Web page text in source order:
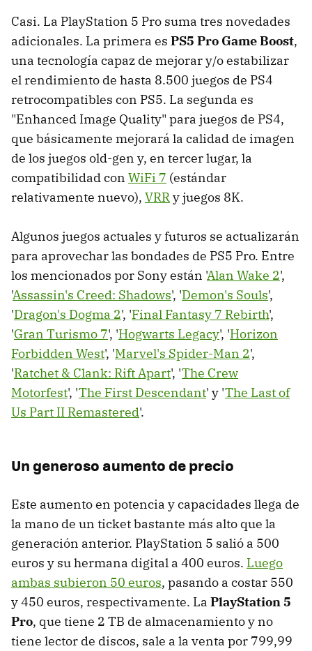
Casi. La PlayStation 5 Pro suma tres novedades
adicionales. La primera es PS5 Pro Game Boost,
una tecnología capaz de mejorar y/o estabilizar
el rendimiento de hasta 8.500 juegos de PS4
retrocompatibles con PS5. La segunda es
"Enhanced Image Quality" para juegos de PS4,
que básicamente mejorará la calidad de imagen
de los juegos old-gen y, en tercer lugar, la
compatibilidad con WiFi 7 (estándar
relativamente nuevo), VRRy juegos 8K.
Algunos juegos actuales y futuros se actualizarán
para aprovechar las bondades de PS5 Pro. Entre
los mencionados por Sony están 'Alan Wake 2',
'Assassin's Creed: Shadows', 'Demon's Souls',
'Dragon's Dogma 2', 'Final Fantasy 7 Rebirth',
'Gran Turismo 7', 'Hogwarts Legacy', 'Horizon
Forbidden West', 'Marvel's Spider-Man 2',
'Ratchet & Clank: Rift Apart', 'The Crew
Motorfest', 'The First Descendant' y 'The Last of
Us Part II Remastered'.
Un generoso aumento de precio
Este aumento en potencia y capacidades llega de
la mano de un ticket bastante más alto que la
generación anterior. PlayStation 5 salió a 500
euros y su hermana digital a 400 euros. Luego
ambas subieron 50 euros, pasando a costar 550
y 450 euros, respectivamente. La PlayStation 5
Pro, que tiene 2 TB de almacenamiento y no
tiene lector de discos, sale a la venta por 799,99